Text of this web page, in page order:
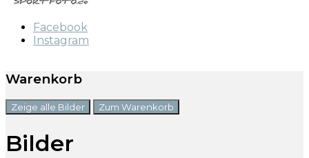
Facebook
Instagram
Warenkorb
Zeige alle Bilder Zum Warenkorb
Bilder